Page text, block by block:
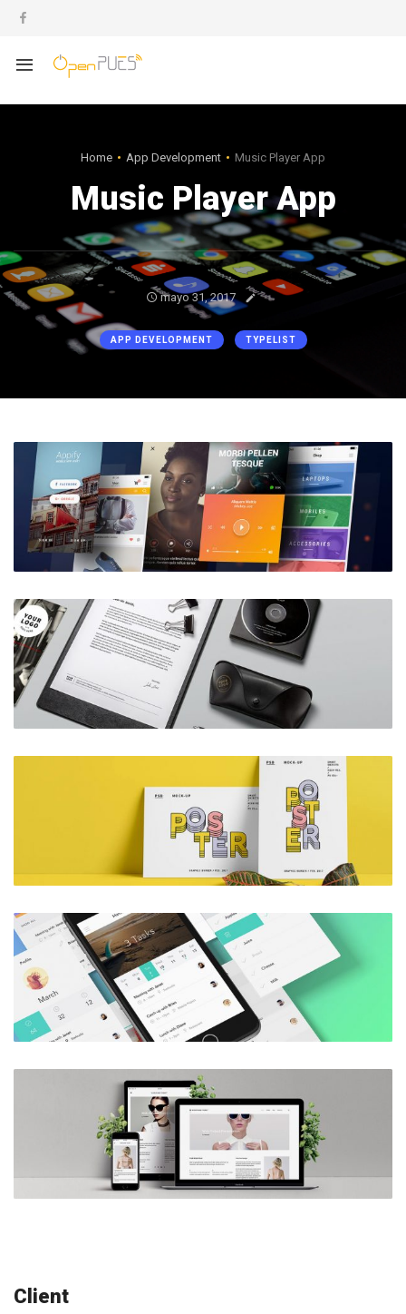
Home App Development Music Player App
Music Player App
mayo 31, 2017
APP DEVELOPMENT TYPELIST
Client